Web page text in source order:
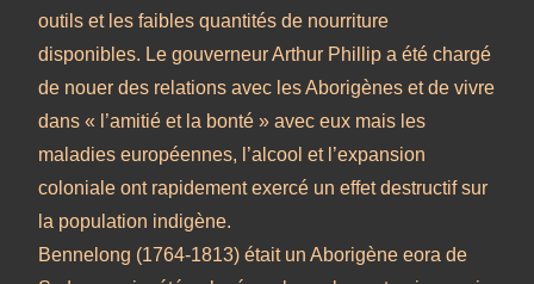
outils et les faibles quantités de nourriture
disponibles. Le gouverneur Arthur Phillip a été chargé
de nouer des relations avec les Aborigènes et de vivre
dans « l’amitié et la bonté » avec eux mais les
maladies européennes, l’alcool et l’expansion
coloniale ont rapidement exercé un effet destructif sur
la population indigène.
Bennelong (1764-1813) était un Aborigène eora de